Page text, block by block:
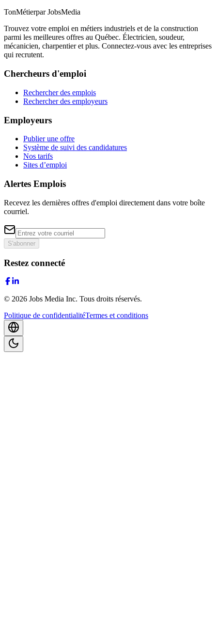
TonMétierpar JobsMedia
Trouvez votre emploi en métiers industriels et de la construction
parmi les meilleures offres au Québec. Électricien, soudeur,
mécanicien, charpentier et plus. Connectez-vous avec les entreprises
qui recrutent.
Chercheurs d'emploi
Rechercher des emplois
Rechercher des employeurs
Employeurs
Publier une offre
Système de suivi des candidatures
Nos tarifs
Sites d’emploi
Alertes Emplois
Recevez les dernières offres d'emploi directement dans votre boîte
courriel.
S'abonner
Restez connecté
© 2026 Jobs Media Inc. Tous droits réservés.
Politique de confidentialitéTermes et conditions